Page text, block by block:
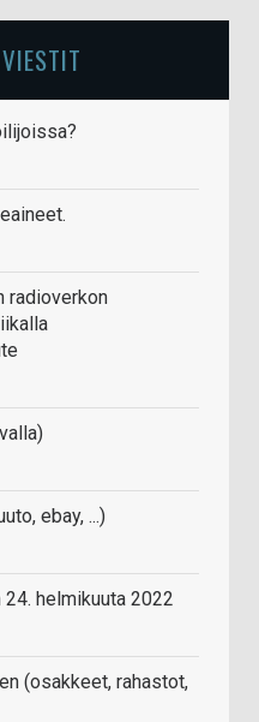
radioverkon
ebay, ...)
24. helmikuuta 2022
(osakkeet, rahastot,